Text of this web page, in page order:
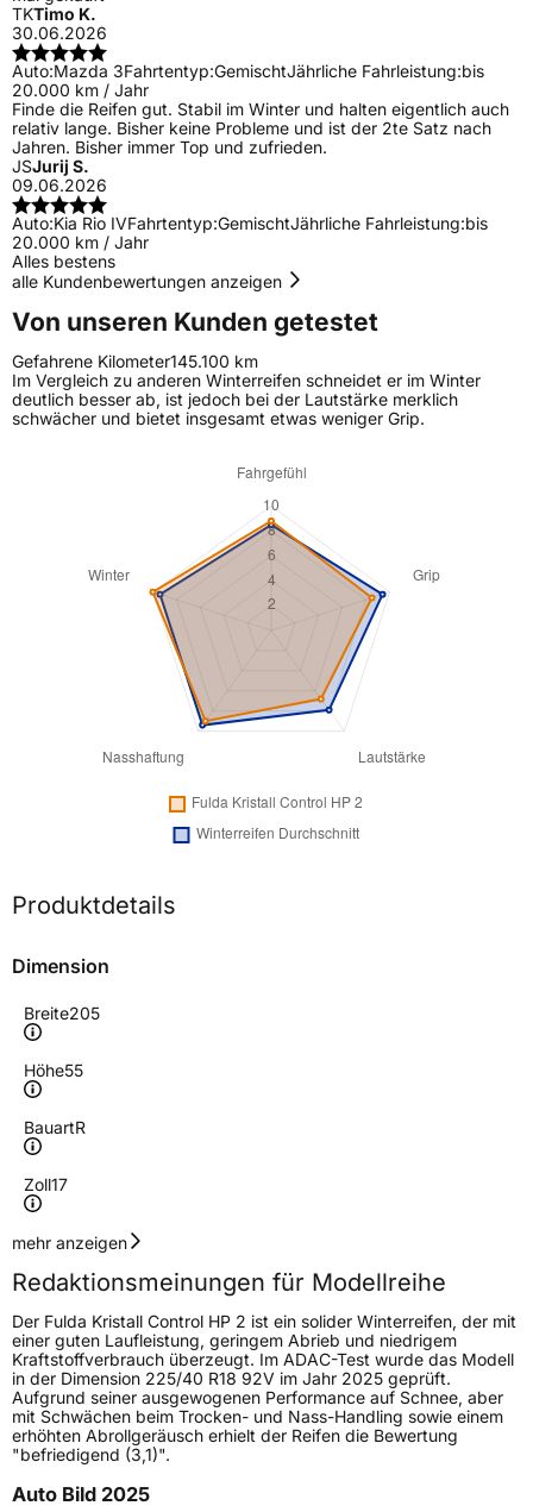
TKTimo K.
30.06.2026
Auto:Mazda 3Fahrtentyp:GemischtJährliche Fahrleistung:bis
20.000 km / Jahr
Finde die Reifen gut. Stabil im Winter und halten eigentlich auch
relativ lange. Bisher keine Probleme und ist der 2te Satz nach
Jahren. Bisher immer Top und zufrieden.
JSJurij S.
09.06.2026
Auto:Kia Rio IVFahrtentyp:GemischtJährliche Fahrleistung:bis
20.000 km / Jahr
Alles bestens
alle Kundenbewertungen anzeigen
Von unseren Kunden getestet
Gefahrene Kilometer145.100 km
Im Vergleich zu anderen Winterreifen schneidet er im Winter
deutlich besser ab, ist jedoch bei der Lautstärke merklich
schwächer und bietet insgesamt etwas weniger Grip.
Produktdetails
Dimension
Breite205
Höhe55
BauartR
Zoll17
Geschwindigkeitsindex
Höchstgeschwindigkeit
240 km/h
Lastindex95
Höchstlast690 kg
Gewicht (in kg)8,75 kg
mehr anzeigen
Redaktionsmeinungen für Modellreihe
Der Fulda Kristall Control HP 2 ist ein solider Winterreifen, der mit
einer guten Laufleistung, geringem Abrieb und niedrigem
Kraftstoffverbrauch überzeugt. Im ADAC-Test wurde das Modell
in der Dimension 225/40 R18 92V im Jahr 2025 geprüft.
Aufgrund seiner ausgewogenen Performance auf Schnee, aber
mit Schwächen beim Trocken- und Nass-Handling sowie einem
erhöhten Abrollgeräusch erhielt der Reifen die Bewertung
"befriedigend (3,1)".
Auto Bild 2025